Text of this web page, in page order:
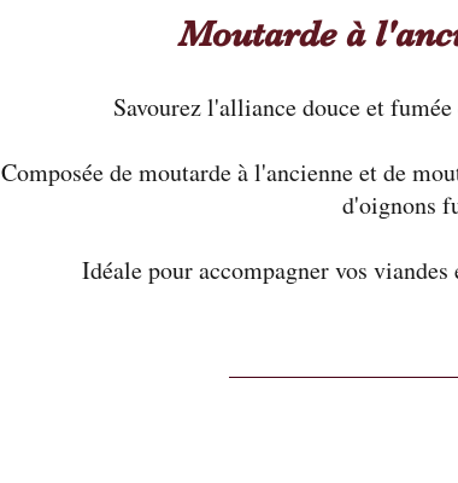
Moutarde à
Savourez l'alliance douce et
Composée de moutarde à l'ancienne et de
d'oignons
Idéale pour accompagner vos